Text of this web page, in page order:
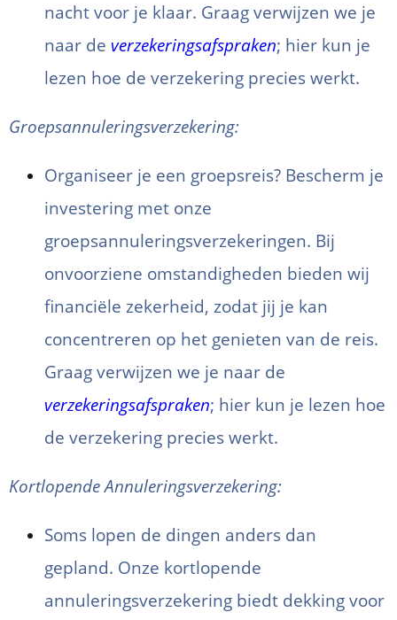
nacht voor je klaar. Graag verwijzen we je
naar de verzekeringsafspraken; hier kun je
lezen hoe de verzekering precies werkt.
Groepsannuleringsverzekering:
Organiseer je een groepsreis? Bescherm je
investering met onze
groepsannuleringsverzekeringen. Bij
onvoorziene omstandigheden bieden wij
financiële zekerheid, zodat jij je kan
concentreren op het genieten van de reis.
Graag verwijzen we je naar de
verzekeringsafspraken; hier kun je lezen hoe
de verzekering precies werkt.
Kortlopende Annuleringsverzekering:
Soms lopen de dingen anders dan
gepland. Onze kortlopende
annuleringsverzekering biedt dekking voor